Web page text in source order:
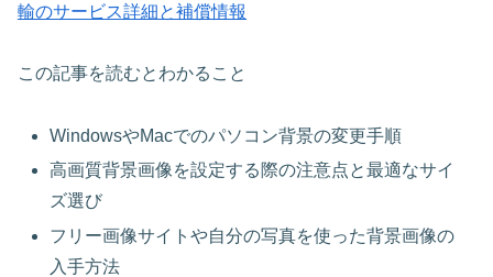
輸のサービス詳細と補償情報
この記事を読むとわかること
WindowsやMacでのパソコン背景の変更手順
高画質背景画像を設定する際の注意点と最適なサイ
ズ選び
フリー画像サイトや自分の写真を使った背景画像の
入手方法